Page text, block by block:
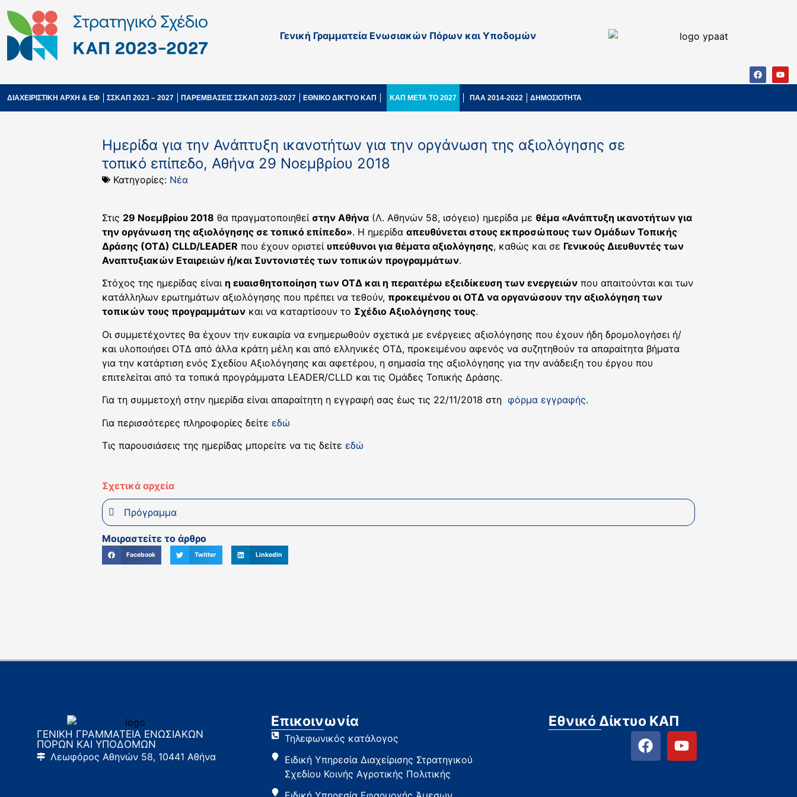
Γενική Γραμματεία Ενωσιακών Πόρων και Υποδομών
ΔΙΑΧΕΙΡΙΣΤΙΚΗ ΑΡΧΗ & ΕΦ ΣΣΚΑΠ 2023 – 2027 ΠΑΡΕΜΒΑΣΕΙΣ ΣΣΚΑΠ 2023-2027 ΕΘΝΙΚΟ ΔΙΚΤΥΟ ΚΑΠ ΚΑΠ ΜΕΤΑ ΤΟ 2027 ΠΑΑ 2014-2022 ΔΗΜΟΣΙΟΤΗΤΑ
Ημερίδα για την Ανάπτυξη ικανοτήτων για την οργάνωση της αξιολόγησης σε
τοπικό επίπεδο, Αθήνα 29 Νοεμβρίου 2018
Κατηγορίες: Νέα
Στις 29 Νοεμβρίου 2018 θα πραγματοποιηθεί στην Αθήνα (Λ. Αθηνών 58, ισόγειο) ημερίδα με θέμα «Ανάπτυξη ικανοτήτων για
την οργάνωση της αξιολόγησης σε τοπικό επίπεδο». Η ημερίδα απευθύνεται στους εκπροσώπους των Ομάδων Τοπικής
Δράσης (ΟΤΔ) CLLD/LEADER που έχουν οριστεί υπεύθυνοι για θέματα αξιολόγησης, καθώς και σε Γενικούς Διευθυντές των
Αναπτυξιακών Εταιρειών ή/και Συντονιστές των τοπικών προγραμμάτων.
Στόχος της ημερίδας είναι η ευαισθητοποίηση των ΟΤΔ και η περαιτέρω εξειδίκευση των ενεργειών που απαιτούνται και των
κατάλληλων ερωτημάτων αξιολόγησης που πρέπει να τεθούν, προκειμένου οι ΟΤΔ να οργανώσουν την αξιολόγηση των
τοπικών τους προγραμμάτων και να καταρτίσουν το Σχέδιο Αξιολόγησης τους.
Οι συμμετέχοντες θα έχουν την ευκαιρία να ενημερωθούν σχετικά με ενέργειες αξιολόγησης που έχουν ήδη δρομολογήσει ή/
και υλοποιήσει ΟΤΔ από άλλα κράτη μέλη και από ελληνικές ΟΤΔ, προκειμένου αφενός να συζητηθούν τα απαραίτητα βήματα
για την κατάρτιση ενός Σχεδίου Αξιολόγησης και αφετέρου, η σημασία της αξιολόγησης για την ανάδειξη του έργου που
επιτελείται από τα τοπικά προγράμματα LEADER/CLLD και τις Ομάδες Τοπικής Δράσης.
Για τη συμμετοχή στην ημερίδα είναι απαραίτητη η εγγραφή σας έως τις 22/11/2018 στη φόρμα εγγραφής.
Για περισσότερες πληροφορίες δείτε εδώ
Τις παρουσιάσεις της ημερίδας μπορείτε να τις δείτε εδώ
Σχετικά αρχεία
Πρόγραμμα
Μοιραστείτε το άρθρο
Facebook Twitter LinkedIn
ΓΕΝΙΚΗ ΓΡΑΜΜΑΤΕΙΑ ΕΝΩΣΙΑΚΩΝ
ΠΟΡΩΝ ΚΑΙ ΥΠΟΔΟΜΩΝ
Λεωφόρος Αθηνών 58, 10441 Αθήνα
Επικοινωνία
Τηλεφωνικός κατάλογος
Ειδική Υπηρεσία Διαχείρισης Στρατηγικού
Σχεδίου Κοινής Αγροτικής Πολιτικής
Εθνικό Δίκτυο ΚΑΠ